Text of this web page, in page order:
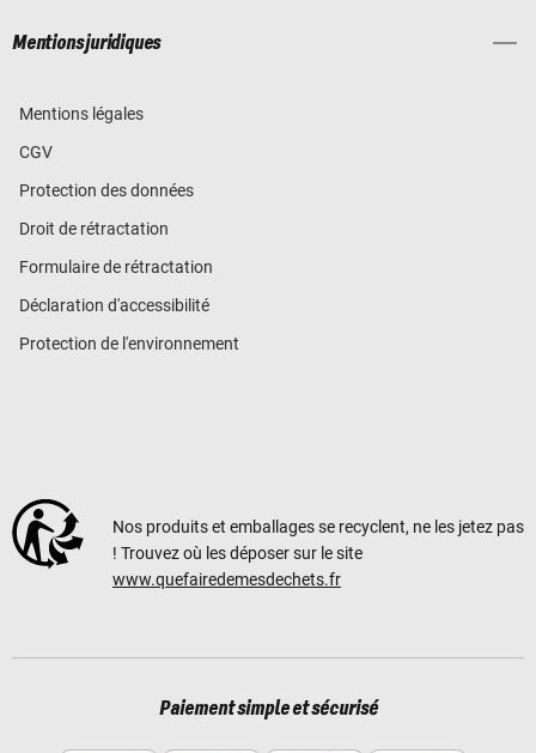
Mentions juridiques
Mentions légales
CGV
Protection des données
Droit de rétractation
Formulaire de rétractation
Déclaration d'accessibilité
Protection de l'environnement
Nos produits et emballages se recyclent, ne les jetez pas
! Trouvez où les déposer sur le site
www.quefairedemesdechets.fr
Paiement simple et sécurisé